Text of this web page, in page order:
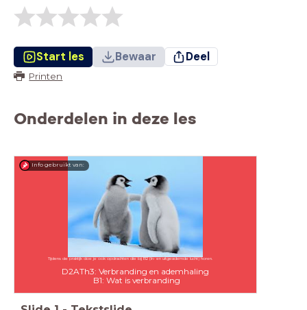
Start les Bewaar Deel
Printen
Onderdelen in deze les
D2ATh3: Verbranding en ademhaling
B1: Wat is verbranding
Info gebruikt van:
Tijdens de praktijk doe je ook opdrachten die bij B2 (In- en uitgeademde lucht) horen.